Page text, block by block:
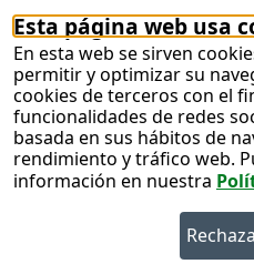
Esta página web usa
En esta web se sirven
permitir y optimizar su
cookies de terceros con el
funcionalidades de redes
basada en sus hábitos de
rendimiento y tráfico web.
información en nuestra